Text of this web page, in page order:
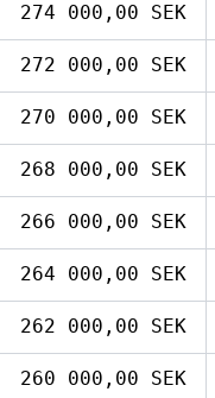
274 000,00 SEK
272 000,00 SEK
270 000,00 SEK
268 000,00 SEK
266 000,00 SEK
264 000,00 SEK
262 000,00 SEK
260 000,00 SEK